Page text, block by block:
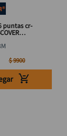
puntas cr-
$9900